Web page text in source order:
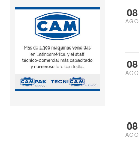
08
AGO
08
AGO
08
AGO